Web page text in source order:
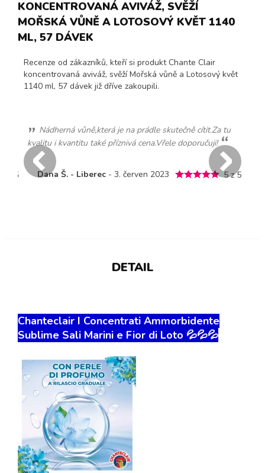
KONCENTROVANÁ AVIVÁŽ, SVĚŽÍ
MOŘSKÁ VŮNĚ A LOTOSOVÝ KVĚT 1140
ML, 57 DÁVEK
Recenze od zákazníků, kteří si produkt Chante Clair
koncentrovaná aviváž, svěží Mořská vůně a Lotosový květ
1140 ml, 57 dávek již dříve zakoupili.
Nádherná vůně,která je na prádle skutečně cítit.Za tu
kvalitu i kvantitu také příznivá cena.Vřele doporučuji!
5 z 5
Dana Š. - Liberec- 3. červen 2023
DETAIL
Chanteclair I Concentrati Ammorbidente
Sublime Sali Marini e Fior di Loto 💦💦💦